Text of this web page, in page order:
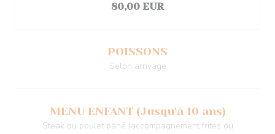
80,00 EUR
POISSONS
Selon arrivage
MENU ENFANT (Jusqu'à 10 ans)
Steak ou poulet pané (accompagnement frites ou